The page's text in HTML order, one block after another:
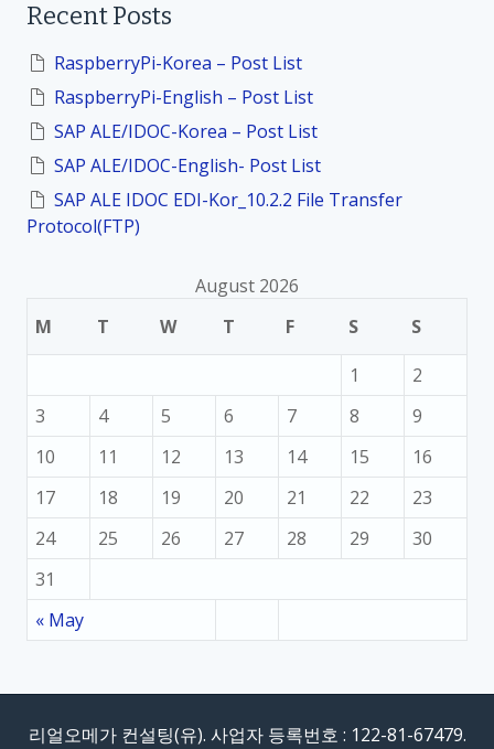
c
o
Recent Posts
RaspberryPi-Korea – Post List
RaspberryPi-English – Post List
SAP ALE/IDOC-Korea – Post List
SAP ALE/IDOC-English- Post List
SAP ALE IDOC EDI-Kor_10.2.2 File Transfer
Protocol(FTP)
August 2026
M
T W T F S S
« May
1
2
3
4 5 6 7 8
9
10
11 12 13 14 15
16
17
18 19 20 21 22
23
24
25 26 27 28 29
30
31
리얼오메가 컨설팅(유). 사업자 등록번호 : 122-81-67479.